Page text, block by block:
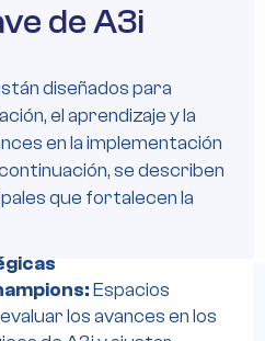
de A3i
diseñados para
el aprendizaje y la
en la implementación
se describen
que fortalecen la
Espacios
los avances en los